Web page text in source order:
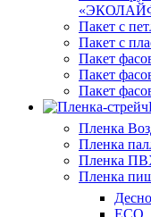
Пакет с
Пакет с
Пакет
Пакет
Пакет
Пленка
Пленка
Пленка
Пленка
ECO